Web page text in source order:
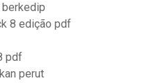
8 edição pdf
pdf
perut